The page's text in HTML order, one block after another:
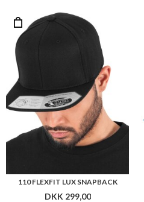
110 FLEXFIT LUX SNAPBACK
DKK 299,00